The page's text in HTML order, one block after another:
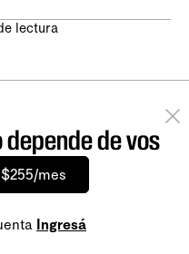
lectura
de vos
mes
Ingresá